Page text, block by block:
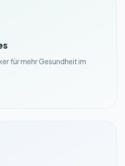
für mehr Gesundheit im